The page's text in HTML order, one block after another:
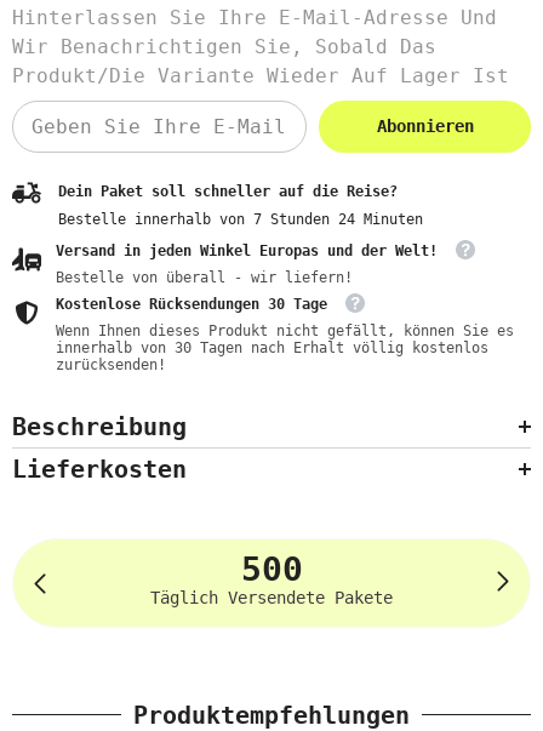
Hinterlassen Sie Ihre E-Mail-Adresse Und
Wir Benachrichtigen Sie, Sobald Das
Produkt/die Variante Wieder Auf Lager Ist
Abonnieren
Dein Paket soll schneller auf die Reise?
Bestelle innerhalb von 7 Stunden 24 Minuten
Versand in jeden Winkel Europas und der Welt!
Bestelle von überall - wir liefern!
Kostenlose Rücksendungen 30 Tage
Wenn Ihnen dieses Produkt nicht gefällt, können Sie es
innerhalb von 30 Tagen nach Erhalt völlig kostenlos
zurücksenden!
Beschreibung
Lieferkosten
500
Täglich Versendete Pakete
Produktempfehlungen